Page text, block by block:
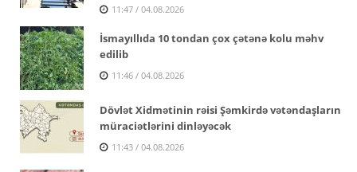
11:47 / 04.08.2026
İsmayıllıda 10 tondan çox çətənə kolu məhv
edilib
11:46 / 04.08.2026
Dövlət Xidmətinin rəisi Şəmkirdə vətəndaşların
müraciətlərini dinləyəcək
11:43 / 04.08.2026